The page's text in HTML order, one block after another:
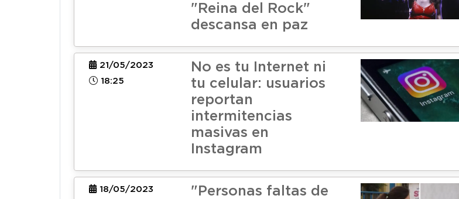
"Reina del Rock"
descansa en paz
21/05/2023
18:25
No es tu Internet ni
tu celular: usuarios
reportan
intermitencias
masivas en
Instagram
18/05/2023
"Personas faltas de